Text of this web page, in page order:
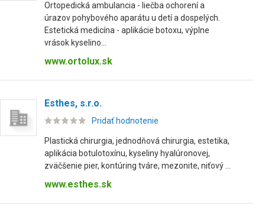
Ortopedická ambulancia - liečba ochorení a
úrazov pohybového aparátu u detí a dospelých.
Estetická medicína - aplikácie botoxu, výplne
vrások kyselino...
www.ortolux.sk
Esthes, s.r.o.
Pridať hodnotenie
Plastická chirurgia, jednodňová chirurgia, estetika,
aplikácia botulotoxínu, kyseliny hyalúronovej,
zväčšenie pier, kontúring tváre, mezonite, niťový ...
www.esthes.sk